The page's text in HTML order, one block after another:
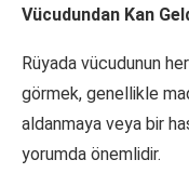
Vücudundan Kan
Rüyada vücudunun
görmek, genellikle
aldanmaya veya bir
yorumda önemlidir.